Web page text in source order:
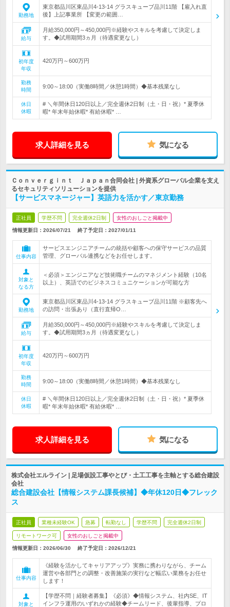
勤務地
東京都品川区東品川4-13-14 グラスキューブ品川11階 【雇入れ直
後】上記事業所 【変更の範囲…
給与
月給350,000円～450,000円※経験やスキルを考慮して決定しま
す。◆試用期間3ヵ月（待遇変更なし）
初年度
年収
420万円～600万円
勤務
時間
9:00～18:00（実働8時間／休憩1時間）◆基本残業なし
休日
休暇
# ＼年間休日120日以上／完全週休2日制（土・日・祝）* 夏季休
暇* 年末年始休暇* 有給休暇* …
求人詳細を見る 気になる
Ｃｏｎｖｅｒｇｉｎｔ Ｊａｐａｎ合同会社 | 外資系グローバル企業を支え
るセキュリティソリューションを提供
【サービスマネージャー】英語力を活かす／東京勤務
正社員 学歴不問 完全週休2日制 女性のおしごと掲載中
情報更新日：2026/07/21 終了予定日： 2027/01/11
仕事内容
サービスエンジニアチームの統括や顧客への保守サービスの品質
管理、グローバル連携などをお任せします。
対象と
なる方
＜必須＞エンジニアなど技術職チームのマネジメント経験（10名
以上）、英語でのビジネスコミュニケーションが可能な方
勤務地
東京都品川区東品川4-13-14 グラスキューブ品川11階 ※顧客先へ
の訪問・出張あり（直行直帰O…
給与
月給350,000円～450,000円※経験やスキルを考慮して決定しま
す。◆試用期間3ヵ月（待遇変更なし）
初年度
年収
420万円～600万円
勤務
時間
9:00～18:00（実働8時間／休憩1時間）◆基本残業なし
休日
休暇
# ＼年間休日120日以上／完全週休2日制（土・日・祝）* 夏季休
暇* 年末年始休暇* 有給休暇* …
求人詳細を見る 気になる
株式会社エルライン | 足場仮設工事やとび・土工工事を主軸とする総合建設
会社
総合建設会社【情報システム課長候補】◆年休120日◆フレック
ス
正社員 業種未経験OK 急募 転勤なし 学歴不問 完全週休2日制
リモートワーク可 女性のおしごと掲載中
情報更新日：2026/06/30 終了予定日： 2026/12/21
仕事内容
《経験を活かしてキャリアアップ》実務に携わりながら、チーム
運営や各部門との調整・改善施策の実行など幅広い業務をお任せ
します！
対象と
【学歴不問｜経験者募集】《必須》◆情報システム、社内SE、IT
インフラ運用のいずれかの経験◆チームリード、後輩指導、プロ